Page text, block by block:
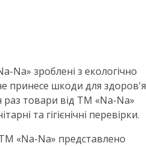
Na» зроблені з екологічно
принесе шкоди для здоров'я
товари від ТМ «Na-Na»
та гігієнічні перевірки.
«Na-Na» представлено